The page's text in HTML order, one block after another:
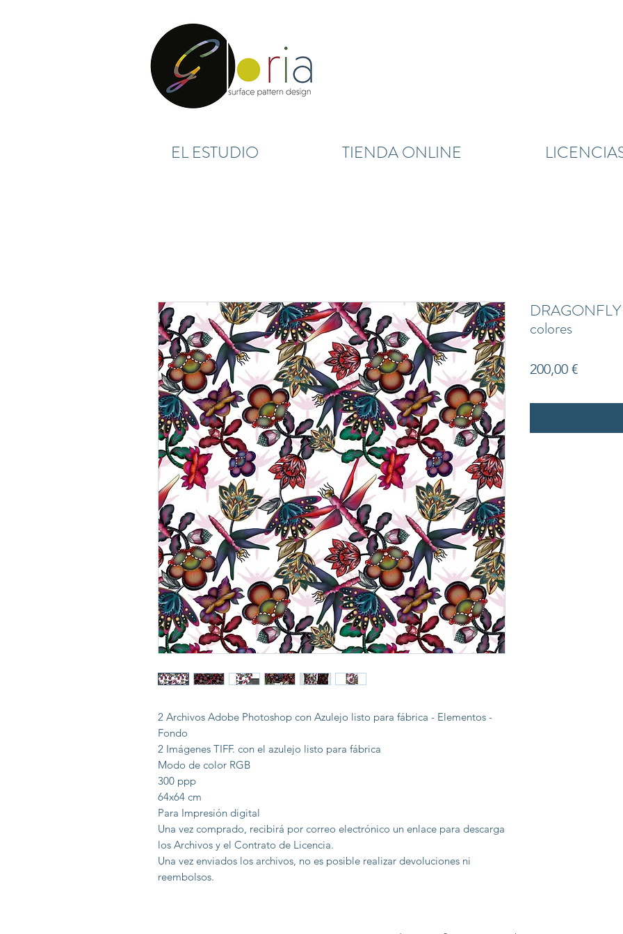
EL ESTUDIO TIENDA ONLINE
2 Archivos Adobe Photoshop con Azulejo listo para fábrica - Elementos -
Fondo
2 Imágenes TIFF. con el azulejo listo para fábrica
Modo de color RGB
300 ppp
64x64 cm
Para Impresión digital
Una vez comprado, recibirá por correo electrónico un enlace para descarga
los Archivos y el Contrato de Licencia.
Una vez enviados los archivos, no es posible realizar devoluciones ni
reembolsos.
colores
200,00 €Precio